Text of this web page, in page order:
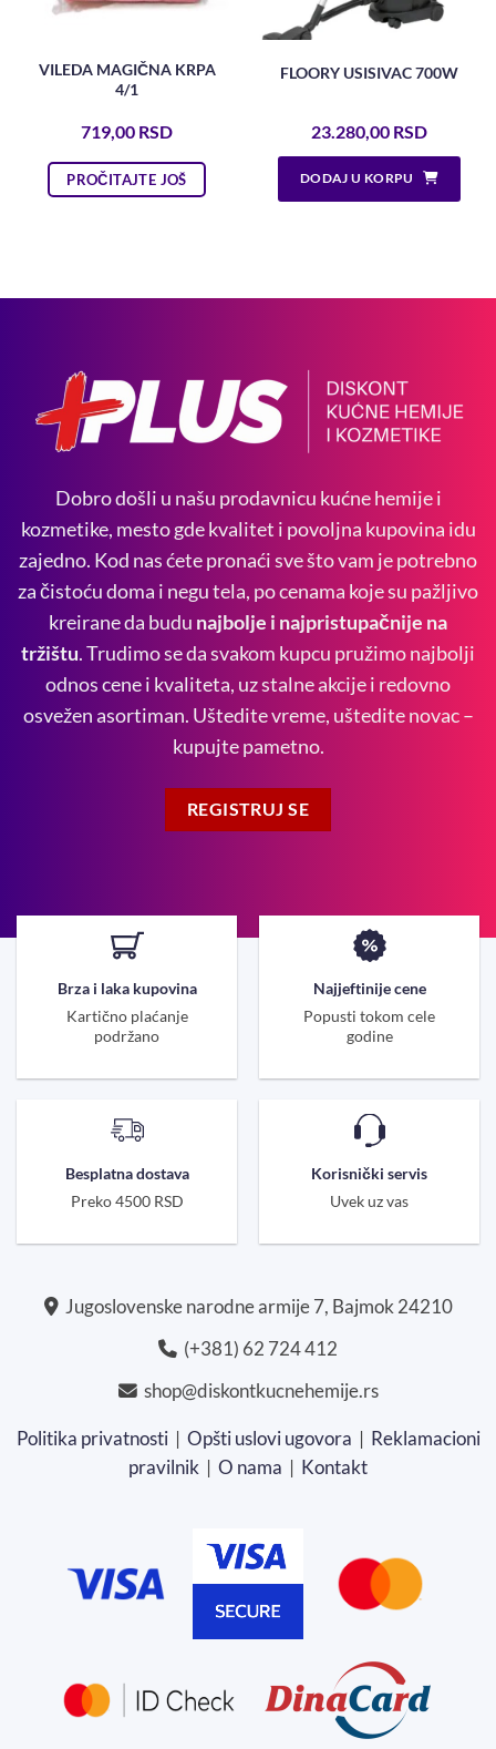
VILEDA MAGIČNA KRPA
4/1
719,00 RSD
PROČITAJTE JOŠ
FLOORY USISIVAC 700W
23.280,00 RSD
DODAJ U KORPU
Dobro došli u našu prodavnicu kućne hemije i
kozmetike, mesto gde kvalitet i povoljna kupovina idu
zajedno. Kod nas ćete pronaći sve što vam je potrebno
za čistoću doma i negu tela, po cenama koje su pažljivo
kreirane da budu najbolje i najpristupačnije na
tržištu. Trudimo se da svakom kupcu pružimo najbolji
odnos cene i kvaliteta, uz stalne akcije i redovno
osvežen asortiman. Uštedite vreme, uštedite novac –
kupujte pametno.
REGISTRUJ SE
Brza i laka kupovina
Kartično plaćanje
podržano
Najjeftinije cene
Popusti tokom cele
godine
Besplatna dostava
Preko 4500 RSD
Korisnički servis
Uvek uz vas
Jugoslovenske narodne armije 7, Bajmok 24210
(+381) 62 724 412
shop@diskontkucnehemije.rs
Politika privatnosti| Opšti uslovi ugovora | Reklamacioni
pravilnik | O nama | Kontakt